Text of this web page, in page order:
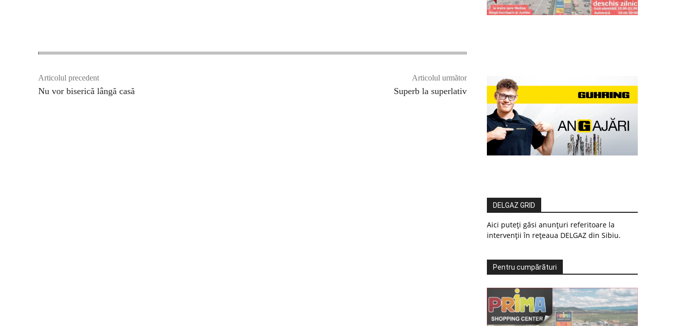
Articolul precedent
Nu vor biserică lângă casă
Articolul următor
Superb la superlativ
DELGAZ GRID
Aici puteți găsi anunțuri referitoare la
intervenții în rețeaua DELGAZ din Sibiu.
Pentru cumpărături